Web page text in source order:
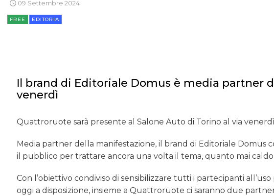
09 Settembre 2024
FREE EDITORIA
Il brand di Editoriale Domus è media partner
venerdì
Quattroruote sarà presente al Salone Auto di Torino al via
Media partner della manifestazione, il brand di Editoriale Domus
il pubblico per trattare ancora una volta il tema, quanto mai
Con l’obiettivo condiviso di sensibilizzare tutti i partecipanti
oggi a disposizione, insieme a Quattroruote ci saranno due